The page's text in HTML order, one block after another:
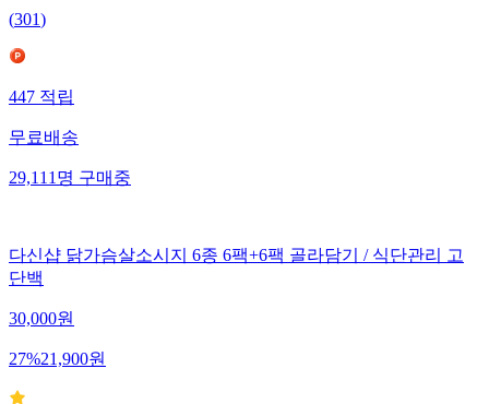
(301)
447적립
무료배송
29,111명구매중
다신샵 닭가슴살소시지 6종 6팩+6팩 골라담기 / 식단관리 고
단백
30,000원
27%21,900원